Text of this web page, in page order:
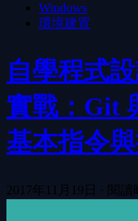
Windows
環境建置
自學程式
實戰：Git
基本指令
2017年11月19日 · 閱讀